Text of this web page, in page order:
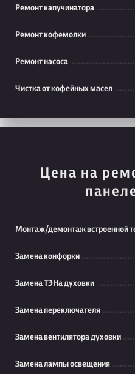
Ремонт капучинатора
Ремонт кофемолки
Ремонт насоса
Чистка от кофейных масел
Цена на
Монтаж/демонтаж встроенной
Замена конфорки
Замена ТЭНа духовки
Замена переключателя
Замена вентилятора духовки
Замена лампы освещения